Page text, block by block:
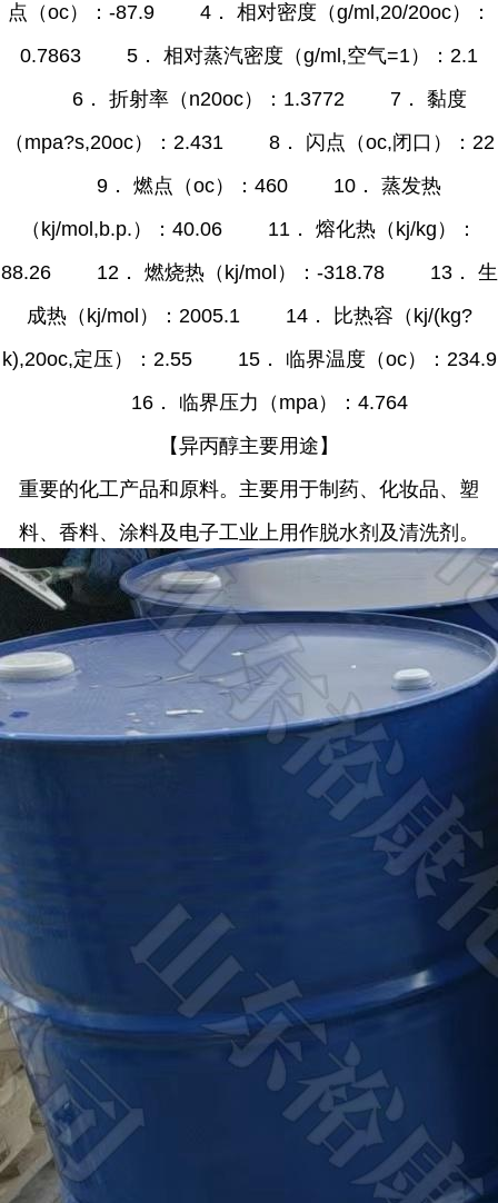
点（oc）：-87.9 4． 相对密度（g/ml,20/20oc）：
0.7863 5． 相对蒸汽密度（g/ml,空气=1）：2.1
6． 折射率（n20oc）：1.3772 7． 黏度
（mpa?s,20oc）：2.431 8． 闪点（oc,闭口）：22
9． 燃点（oc）：460 10． 蒸发热
（kj/mol,b.p.）：40.06 11． 熔化热（kj/kg）：
88.26 12． 燃烧热（kj/mol）：-318.78 13． 生
成热（kj/mol）：2005.1 14． 比热容（kj/(kg?
k),20oc,定压）：2.55 15． 临界温度（oc）：234.9
16． 临界压力（mpa）：4.764
【异丙醇主要用途】
重要的化工产品和原料。主要用于制药、化妆品、塑
料、香料、涂料及电子工业上用作脱水剂及清洗剂。